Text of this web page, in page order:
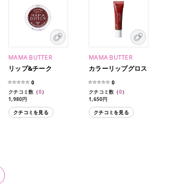
MAMA BUTTER
リップ&チーク
0
クチコミ数（0）
1,980円
クチコミを見る
MAMA BUTTER
カラーリップグロス
0
クチコミ数（0）
1,650円
クチコミを見る